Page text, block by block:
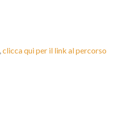
clicca qui per il link al percorso